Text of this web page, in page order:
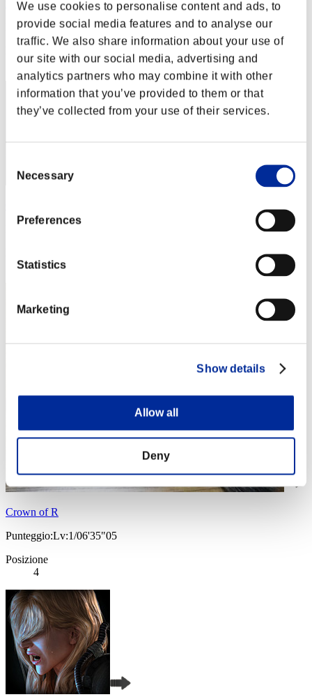
We use cookies to personalise content and ads, to
provide social media features and to analyse our
traffic. We also share information about your use of
our site with our social media, advertising and
analytics partners who may combine it with other
information that you’ve provided to them or that
they’ve collected from your use of their services.
Selection
Necessary
Preferences
Statistics
Marketing
Show details
Allow all
Deny
nwk000063
Punteggio:Lv:1/03'49"66
2
3
Crown of R
Punteggio:Lv:1/06'35"05
Posizione
4